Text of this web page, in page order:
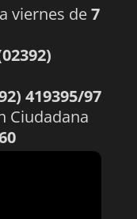
viernes de7
419395/97
Ciudadana